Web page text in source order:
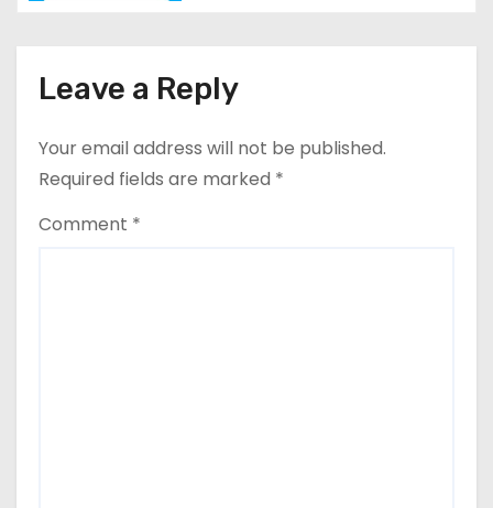
o
Leave a Reply
Your email address will not be published.
Required fields are marked *
Comment *